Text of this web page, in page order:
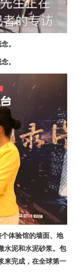
。
。
体验馆的墙面、地
水泥和水泥砂浆。包
来完成，在全球第一